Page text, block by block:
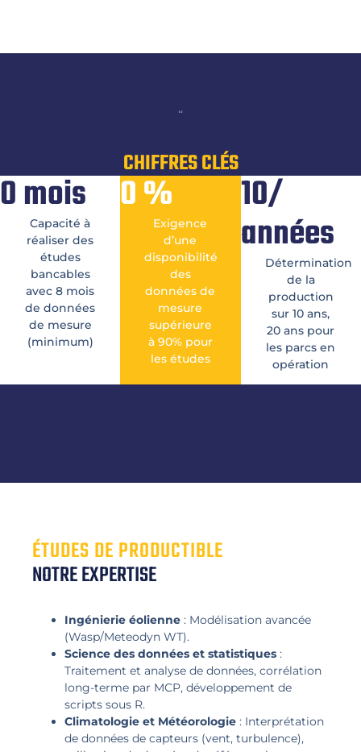
“
CHIFFRES CLÉS
0mois
Capacité à
réaliser des
études
bancables
avec 8 mois
de données
de mesure
(minimum)
0%
Exigence
d’une
disponibilité
des
données de
mesure
supérieure
à 90% pour
les études
10/
années
Détermination
de la
production
sur 10 ans,
20 ans pour
les parcs en
opération
ÉTUDES DE PRODUCTIBLE
NOTRE EXPERTISE
Ingénierie éolienne : Modélisation avancée
(Wasp/Meteodyn WT).
Science des données et statistiques :
Traitement et analyse de données, corrélation
long-terme par MCP, développement de
scripts sous R.
Climatologie et Météorologie : Interprétation
de données de capteurs (vent, turbulence),